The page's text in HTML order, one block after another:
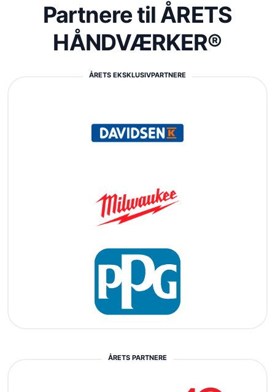
Partnere til ÅRETS
HÅNDVÆRKER®
ÅRETS EKSKLUSIVPARTNERE
ÅRETS PARTNERE